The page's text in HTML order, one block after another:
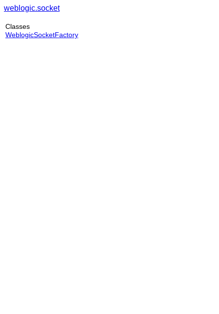
weblogic.socket
Classes
WeblogicSocketFactory